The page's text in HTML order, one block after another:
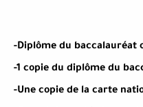
-Diplôme du baccalauréat
-1 copie du diplôme du
-Une copie de la carte